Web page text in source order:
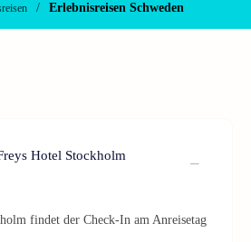
/ Erlebnisreisen Schweden
Hotel Stockholm
findet der Check-In am Anreisetag